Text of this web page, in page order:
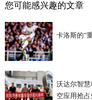
您可能感兴趣的文章
卡洛斯的“
沃达尔智
空应用抢占